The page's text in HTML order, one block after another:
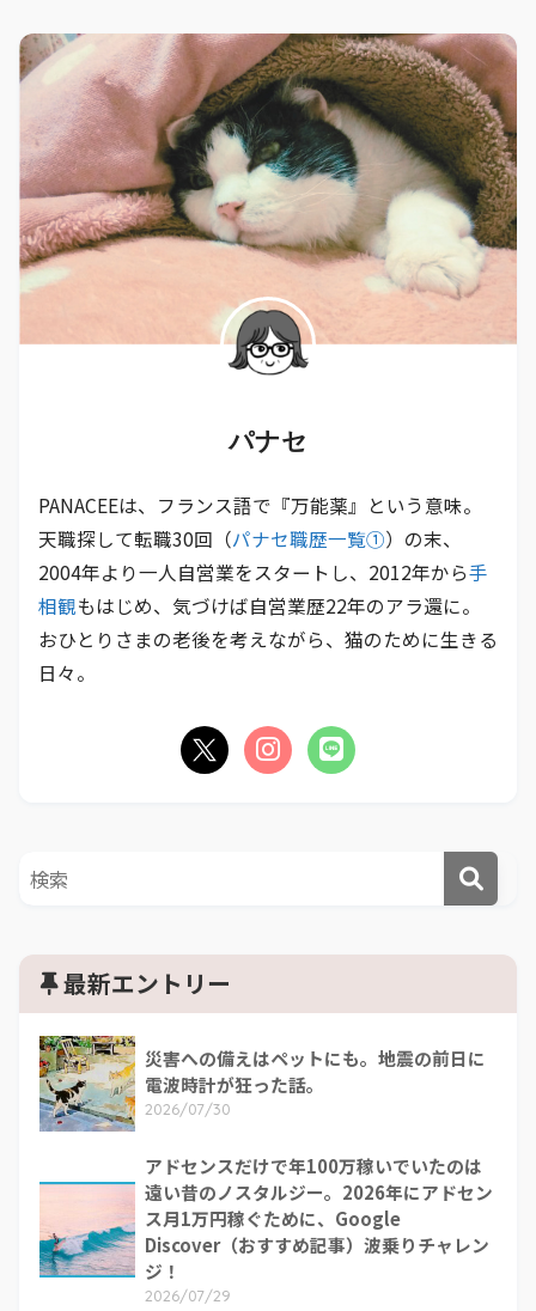
パナセ
PANACEEは、フランス語で『万能薬』という意味。
天職探して転職30回（パナセ職歴一覧①）の末、
2004年より一人自営業をスタートし、2012年から手
相観もはじめ、気づけば自営業歴22年のアラ還に。
おひとりさまの老後を考えながら、猫のために生きる
日々。
最新エントリー
災害への備えはペットにも。地震の前日に
電波時計が狂った話。
2026/07/30
アドセンスだけで年100万稼いでいたのは
遠い昔のノスタルジー。2026年にアドセン
ス月1万円稼ぐために、Google
Discover（おすすめ記事）波乗りチャレン
ジ！
2026/07/29